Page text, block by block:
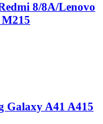
8/8A/Lenovo
Galaxy A41 A415